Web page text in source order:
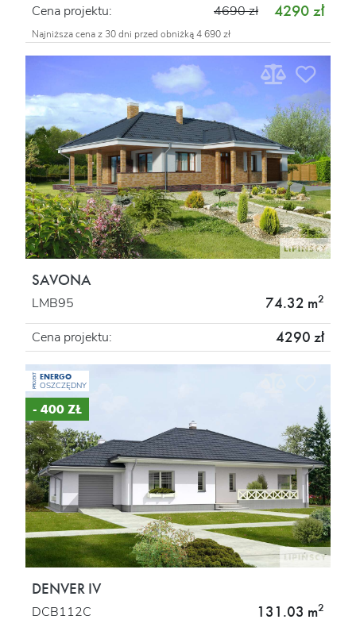
Cena projektu: 4290 zł
4690 zł
Najniższa cena z 30 dni przed obniżką 4 690 zł
SAVONA
LMB95 74.32 m2
Cena projektu: 4290 zł
PROJEKT ENERGO
OSZCZĘDNY
- 400 ZŁ
DENVER IV
DCB112C 131.03 m2